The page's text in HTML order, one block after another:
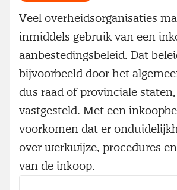
Veel overheidsorganisaties
inmiddels gebruik van een
aanbestedingsbeleid. Dat
bijvoorbeeld door het
dus raad of provinciale
vastgesteld. Met een
voorkomen dat er
over werkwijze, procedures
van de inkoop.